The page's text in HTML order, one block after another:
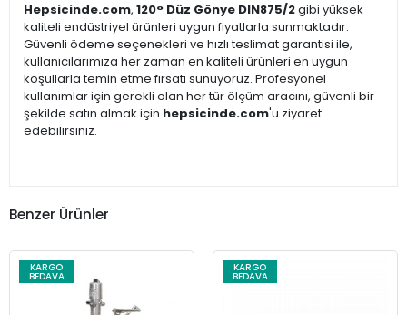
Hepsicinde.com, 120° Düz Gönye DIN875/2gibi yüksek
kaliteli endüstriyel ürünleri uygun fiyatlarla sunmaktadır.
Güvenli ödeme seçenekleri ve hızlı teslimat garantisi ile,
kullanıcılarımıza her zaman en kaliteli ürünleri en uygun
koşullarla temin etme fırsatı sunuyoruz. Profesyonel
kullanımlar için gerekli olan her tür ölçüm aracını, güvenli bir
şekilde satın almak için hepsicinde.com'u ziyaret
edebilirsiniz.
Benzer Ürünler
KARGO
BEDAVA
KARGO
BEDAVA